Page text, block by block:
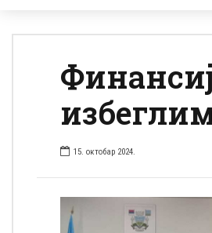
15. октобар 2024.